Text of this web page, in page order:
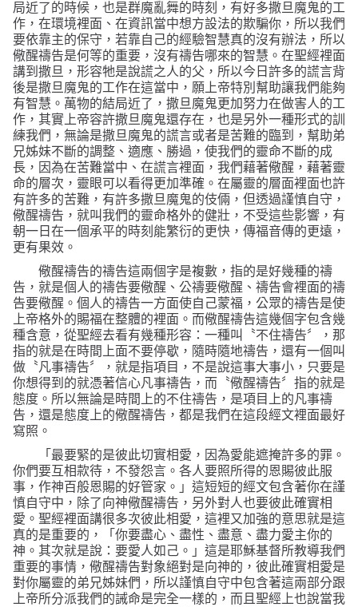
局近了的時候，也是群魔亂舞的時刻，有好多撒旦魔鬼的工
作，在環境裡面、在資訊當中想方設法的欺騙你，所以我們
要依靠主的保守，若靠自己的經驗智慧真的沒有辦法，所以
儆醒禱告是何等的重要，沒有禱告哪來的智慧。在聖經裡面
講到撒旦，形容牠是說謊之人的父，所以今日許多的謊言背
後是撒旦魔鬼的工作在這當中，願上帝特別幫助讓我們能夠
有智慧。萬物的結局近了，撒旦魔鬼更加努力在做害人的工
作，其實上帝容許撒旦魔鬼還存在，也是另外一種形式的訓
練我們，無論是撒旦魔鬼的謊言或者是苦難的臨到，幫助弟
兄姊妹不斷的調整、適應、勝過，使我們的靈命不斷的成
長，因為在苦難當中、在謊言裡面，我們藉著儆醒，藉著靈
命的層次，靈眼可以看得更加準確。在屬靈的層面裡面也許
有許多的苦難，有許多撒旦魔鬼的伎倆，但透過謹慎自守，
儆醒禱告，就叫我們的靈命格外的健壯，不受這些影響，有
朝一日在一個承平的時刻能繁衍的更快，傳福音傳的更遠，
更有果效。
儆醒禱告的禱告這兩個字是複數，指的是好幾種的禱
告，就是個人的禱告要儆醒、公禱要儆醒、禱告會裡面的禱
告要儆醒。個人的禱告一方面使自己蒙福，公眾的禱告是使
上帝格外的賜福在整體的裡面。而儆醒禱告這幾個字包含幾
種含意，從聖經去看有幾種形容：一種叫〝不住禱告〞，那
指的就是在時間上面不要停歇，隨時隨地禱告，還有一個叫
做〝凡事禱告〞，就是指項目，不是說這事大事小，只要是
你想得到的就憑著信心凡事禱告，而〝儆醒禱告〞指的就是
態度。所以無論是時間上的不住禱告，是項目上的凡事禱
告，還是態度上的儆醒禱告，都是我們在這段經文裡面最好
寫照。
「最要緊的是彼此切實相愛，因為愛能遮掩許多的罪。
你們要互相款待，不發怨言。各人要照所得的恩賜彼此服
事，作神百般恩賜的好管家。」 這短短的經文包含著你在謹
慎自守中，除了向神儆醒禱告，另外對人也要彼此確實相
愛。聖經裡面講很多次彼此相愛，這裡又加強的意思就是這
真的是重要的，
「你要盡心、盡性、盡意、盡力愛主你的
神。其次就是說：要愛人如己。」 這是耶穌基督所教導我們
重要的事情，儆醒禱告對象絕對是向神的，彼此確實相愛是
對你屬靈的弟兄姊妹們，所以謹慎自守中包含著這兩部分跟
上帝所分派我們的誡命是完全一樣的，而且聖經上也說當我